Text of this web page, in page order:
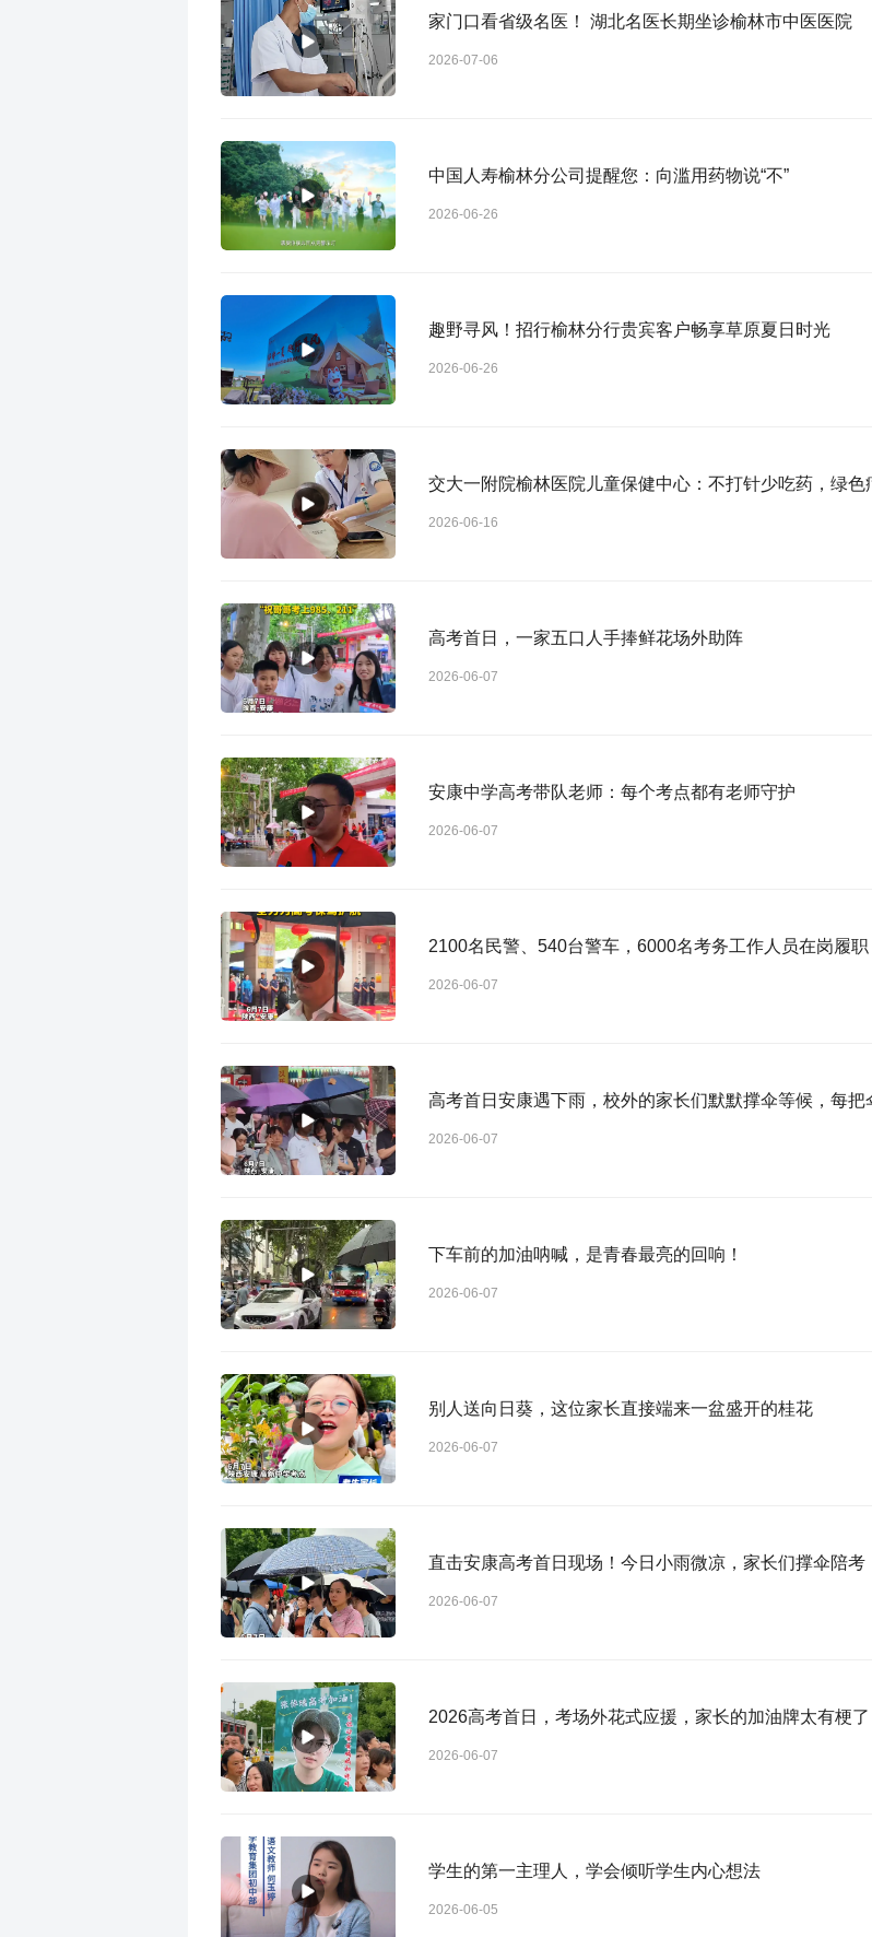
家门口看省级名医！ 湖北名医长期坐诊榆林市中医医院
2026-07-06
中国人寿榆林分公司提醒您：向滥用药物说“不”
2026-06-26
趣野寻风！招行榆林分行贵宾客户畅享草原夏日时光
2026-06-26
交大一附院榆林医院儿童保健中心：不打针少吃药，绿
2026-06-16
高考首日，一家五口人手捧鲜花场外助阵
2026-06-07
安康中学高考带队老师：每个考点都有老师守护
2026-06-07
2100名民警、540台警车，6000名考务工作人员在岗履
2026-06-07
高考首日安康遇下雨，校外的家长们默默撑伞等候，每把
2026-06-07
下车前的加油呐喊，是青春最亮的回响！
2026-06-07
别人送向日葵，这位家长直接端来一盆盛开的桂花
2026-06-07
直击安康高考首日现场！今日小雨微凉，家长们撑伞陪考
2026-06-07
2026高考首日，考场外花式应援，家长的加油牌太有梗了
2026-06-07
学生的第一主理人，学会倾听学生内心想法
2026-06-05